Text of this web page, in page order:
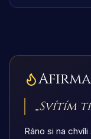
„Svítím
Ráno si na